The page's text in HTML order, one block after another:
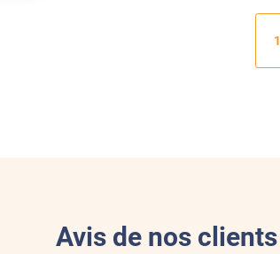
1
Avis de nos clients